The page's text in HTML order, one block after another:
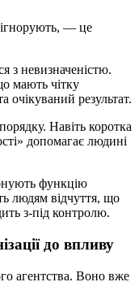
— це
з невизначеністю.
мають чітку
очікуваний результат.
Навіть коротка
допомагає людині
функцію
людям відчуття, що
з-під контролю.
до впливу
агентства. Воно вже